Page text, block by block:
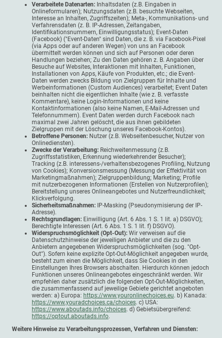
Verarbeitete Datenarten: Inhaltsdaten (z.B. Eingaben in
Onlineformularen); Nutzungsdaten (z.B. besuchte Webseiten,
Interesse an Inhalten, Zugriffszeiten); Meta-, Kommunikations- und
Verfahrensdaten (z. B. IP-Adressen, Zeitangaben,
Identifikationsnummern, Einwilligungsstatus); Event-Daten
(Facebook) ("Event-Daten" sind Daten, die z. B. via Facebook-Pixel
(via Apps oder auf anderen Wegen) von uns an Facebook
übermittelt werden können und sich auf Personen oder deren
Handlungen beziehen; Zu den Daten gehören z. B. Angaben über
Besuche auf Websites, Interaktionen mit Inhalten, Funktionen,
Installationen von Apps, Käufe von Produkten, etc.; die Event-
Daten werden zwecks Bildung von Zielgruppen für Inhalte und
Werbeinformationen (Custom Audiences) verarbeitet; Event Daten
beinhalten nicht die eigentlichen Inhalte (wie z. B. verfasste
Kommentare), keine Login-Informationen und keine
Kontaktinformationen (also keine Namen, E-Mail-Adressen und
Telefonnummern). Event Daten werden durch Facebook nach
maximal zwei Jahren gelöscht, die aus ihnen gebildeten
Zielgruppen mit der Löschung unseres Facebook-Kontos).
Betroffene Personen: Nutzer (z.B. Webseitenbesucher, Nutzer von
Onlinediensten).
Zwecke der Verarbeitung: Reichweitenmessung (z.B.
Zugriffsstatistiken, Erkennung wiederkehrender Besucher);
Tracking (z.B. interessens-/verhaltensbezogenes Profiling, Nutzung
von Cookies); Konversionsmessung (Messung der Effektivität von
Marketingmaßnahmen); Zielgruppenbildung; Marketing; Profile
mit nutzerbezogenen Informationen (Erstellen von Nutzerprofilen);
Bereitstellung unseres Onlineangebotes und Nutzerfreundlichkeit;
Klickverfolgung.
Sicherheitsmaßnahmen: IP-Masking (Pseudonymisierung der IP-
Adresse).
Rechtsgrundlagen: Einwilligung (Art. 6 Abs. 1 S. 1 lit. a) DSGVO);
Berechtigte Interessen (Art. 6 Abs. 1 S. 1 lit. f) DSGVO).
Widerspruchsmöglichkeit (Opt-Out): Wir verweisen auf die
Datenschutzhinweise der jeweiligen Anbieter und die zu den
Anbietern angegebenen Widerspruchsmöglichkeiten (sog. "Opt-
Out"). Sofern keine explizite Opt-Out-Möglichkeit angegeben wurde,
besteht zum einen die Möglichkeit, dass Sie Cookies in den
Einstellungen Ihres Browsers abschalten. Hierdurch können jedoch
Funktionen unseres Onlineangebotes eingeschränkt werden. Wir
empfehlen daher zusätzlich die folgenden Opt-Out-Möglichkeiten,
die zusammenfassend auf jeweilige Gebiete gerichtet angeboten
werden: a) Europa: https://www.youronlinechoices.eu. b) Kanada:
https://www.youradchoices.ca/choices. c) USA:
https://www.aboutads.info/choices. d) Gebietsübergreifend:
https://optout.aboutads.info.
Weitere Hinweise zu Verarbeitungsprozessen, Verfahren und Diensten: